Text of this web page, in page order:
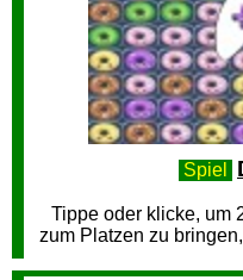
Spiel
Tippe oder klicke, um
zum Platzen zu